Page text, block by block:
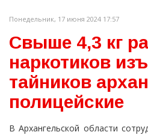
Понедельник, 17 июня 2024 17:57
Свыше 4,3 кг
наркотиков
тайников
полицейские
В Архангельской области